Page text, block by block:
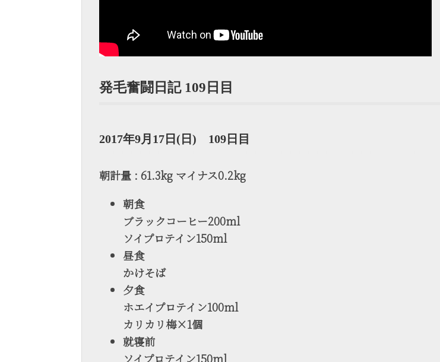
発毛奮闘日記 109日目
2017年9月17日(日) 109日目
朝計量 : 61.3kg マイナス0.2kg
朝食
ブラックコーヒー200ml
ソイプロテイン150ml
昼食
かけそば
夕食
ホエイプロテイン100ml
カリカリ梅×1個
就寝前
ソイプロテイン150ml